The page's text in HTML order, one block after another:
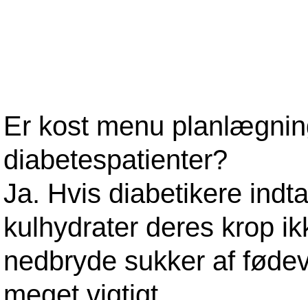
Er kost menu
diabetespatienter?
Ja. Hvis diabetikere
kulhydrater deres krop
nedbryde sukker af